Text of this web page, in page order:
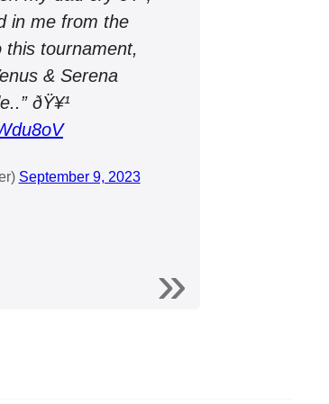
in me from the
this tournament,
& Serena
ðŸ¥¹
September 9, 2023